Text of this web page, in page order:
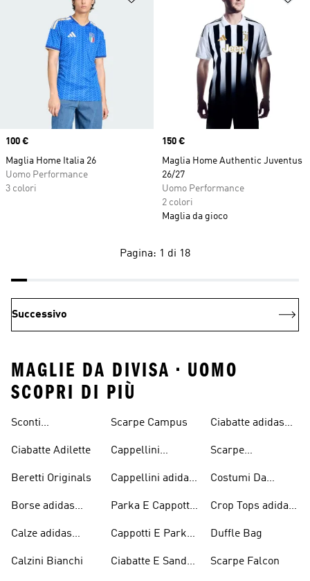
Price
100 €
Maglia Home Italia 26
Uomo Performance
3 colori
Price
150 €
Maglia Home Authentic Juventus
26/27
Uomo Performance
2 colori
Maglia da gioco
Pagina: 1 di 18
Successivo
MAGLIE DA DIVISA • UOMO
SCOPRI DI PIÙ
Sconti
adidas Originals
Ciabatte Adilette
Beretti Originals
Borse adidas
Calze adidas
Calzini Bianchi
Scarpe Campus
Cappellini
Cappellini adidas
Parka E Cappotti
Cappotti E Parkas
Ciabatte E Sandali
Ciabatte adidas
Scarpe
Costumi Da
Crop Tops adidas
Duffle Bag
Scarpe Falcon